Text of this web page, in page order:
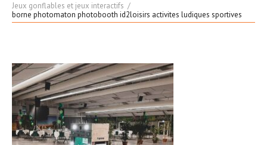
Jeux gonflables et jeux interactifs
borne photomaton photobooth id2loisirs activites ludiques sportives